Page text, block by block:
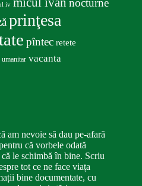
iv
nocturne
prinţesa
pîntec retete
umanitar vacanta
am nevoie să dau pe-afară
că vorbele odată
le schimbă în bine. Scriu
tot ce ne face viața
bine documentate, cu